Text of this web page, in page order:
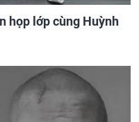
họp lớp cùng Huỳnh